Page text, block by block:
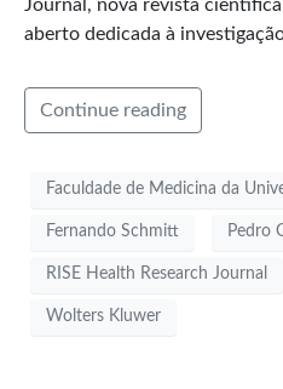
Journal, nova revista
aberto dedicada à
Continue reading
Faculdade de Medicina da
Fernando Schmitt Pedro
RISE Health Research Journal
Wolters Kluwer